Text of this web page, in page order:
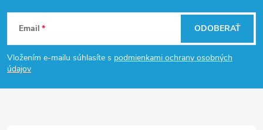
Z
á
p
Email
Vložením e-mailu súhlasíte s podmienkami ochrany osobných
údajov
ODOBERAŤ